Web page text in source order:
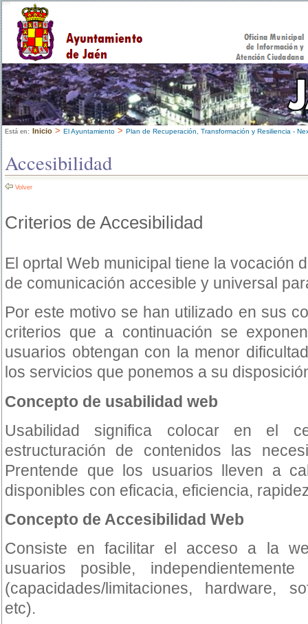
Está en: Inicio > El Ayuntamiento > Plan de Recuperación, Transformación y Resiliencia -
Accesibilidad
Volver
Criterios de Accesibilidad
El oprtal Web municipal tiene la vocación
de comunicación accesible y universal
Por este motivo se han utilizado en sus
criterios que a continuación se
usuarios obtengan con la menor
los servicios que ponemos a su
Concepto de usabilidad web
Usabilidad significa colocar en el
estructuración de contenidos las
Prentende que los usuarios lleven a
disponibles con eficacia, eficiencia,
Concepto de Accesibilidad Web
Consiste en facilitar el acceso a la
usuarios posible,
(capacidades/limitaciones, hardware,
etc).